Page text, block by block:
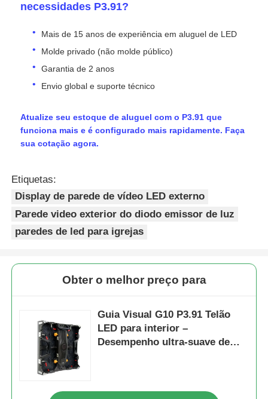
necessidades P3.91?
Mais de 15 anos de experiência em aluguel de LED
Molde privado (não molde público)
Garantia de 2 anos
Envio global e suporte técnico
Atualize seu estoque de aluguel com o P3.91 que
funciona mais e é configurado mais rapidamente. Faça
sua cotação agora.
Etiquetas:
Display de parede de vídeo LED externo
Parede video exterior do diodo emissor de luz
paredes de led para igrejas
Obter o melhor preço para
Guia Visual G10 P3.91 Telão
LED para interior –
Desempenho ultra-suave de